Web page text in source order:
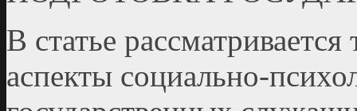
В статье
аспекты социально-